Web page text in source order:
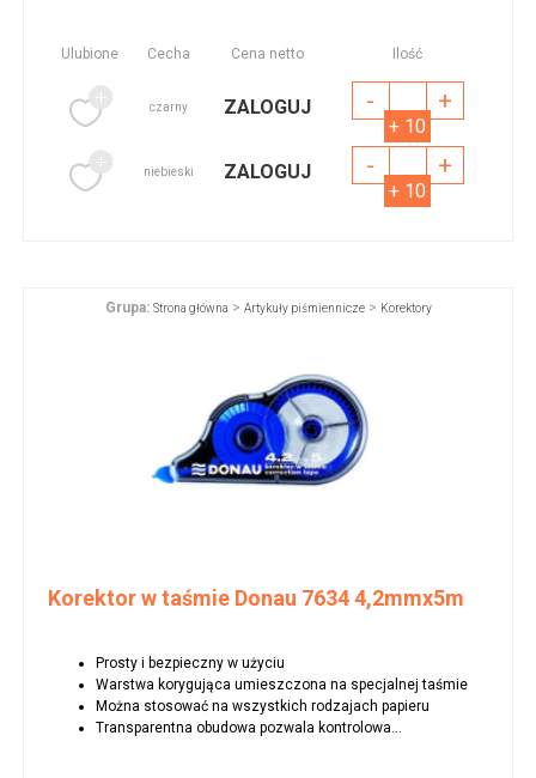
Ulubione Cecha Cena netto Ilość
czarny ZALOGUJ - +
+ 10
niebieski ZALOGUJ - +
+ 10
Grupa: Strona główna > Artykuły piśmiennicze> Korektory
Korektor w taśmie Donau 7634 4,2mmx5m
Prosty i bezpieczny w użyciu
Warstwa korygująca umieszczona na specjalnej taśmie
Można stosować na wszystkich rodzajach papieru
Transparentna obudowa pozwala kontrolowa...